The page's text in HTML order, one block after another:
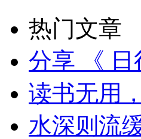
热门文章
分享 《
读书无用
水深则流